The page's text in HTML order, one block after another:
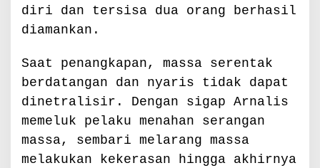
diri dan tersisa dua orang berhasil
diamankan.
Saat penangkapan, massa serentak
berdatangan dan nyaris tidak dapat
dinetralisir. Dengan sigap Arnalis
memeluk pelaku menahan serangan
massa, sembari melarang massa
melakukan kekerasan hingga akhirnya